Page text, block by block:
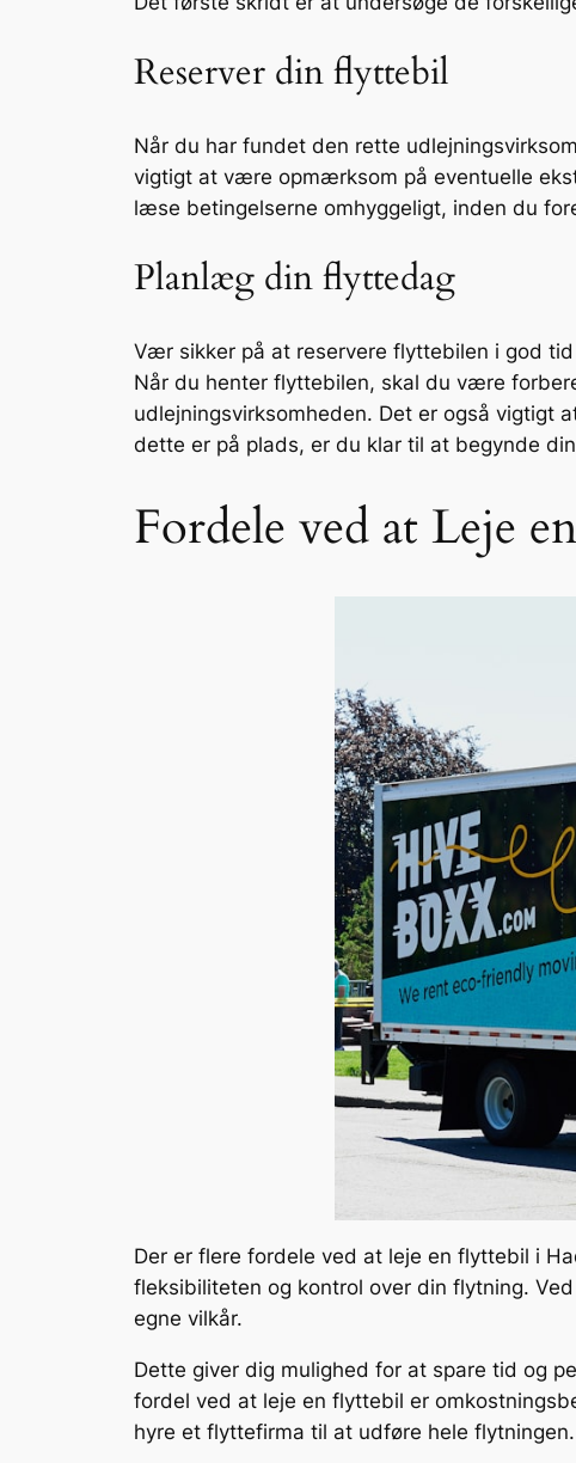
Reserver din flyttebil
Når du har fundet den rette
vigtigt at være opmærksom på eventuelle
læse betingelserne omhyggeligt, inden du
Planlæg din flyttedag
Vær sikker på at reservere flyttebilen i god
Når du henter flyttebilen, skal du være
udlejningsvirksomheden. Det er også vigtigt
dette er på plads, er du klar til at begynde
Fordele ved at Leje
Der er flere fordele ved at leje en flyttebil i
fleksibiliteten og kontrol over din flytning.
egne vilkår.
Dette giver dig mulighed for at spare tid og
fordel ved at leje en flyttebil er
hyre et flyttefirma til at udføre hele flytningen.